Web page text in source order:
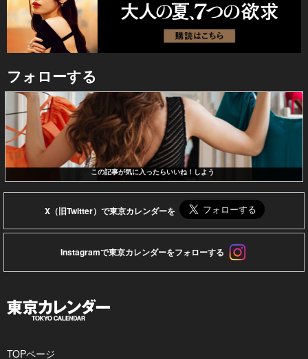
フォローする
この記事が気に入ったらいいね！しよう
X（旧Twitter）で東京カレンダーを
Instagramで東京カレンダーをフォローする
TOPページ